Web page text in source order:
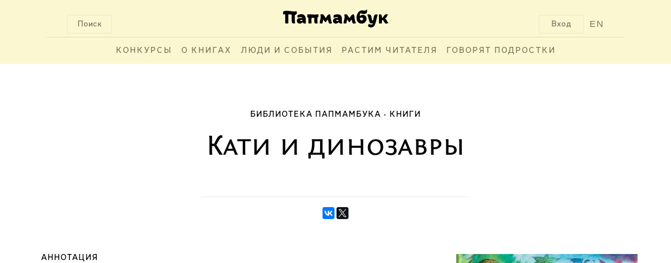
Поиск EN
Вход
КОНКУРСЫ О КНИГАХ ЛЮДИ И СОБЫТИЯ РАСТИМ ЧИТАТЕЛЯ ГОВОРЯТ ПОДРОСТКИ
БИБЛИОТЕКА ПАПМАМБУКА КНИГИ
Кати и динозавры
АННОТАЦИЯ